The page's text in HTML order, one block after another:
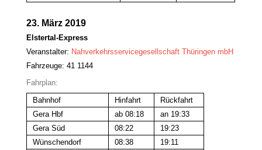
23. März 2019
Elstertal-Express
Veranstalter: Nahverkehrsservicegesellschaft Thüringen mbH
Fahrzeuge: 41 1144
Fahrplan:
Bahnhof
Hinfahrt
Rückfahrt
Gera Hbf
ab 08:18
an 19:33
Gera Süd
08:22
19:23
Wünschendorf
08:38
19:11